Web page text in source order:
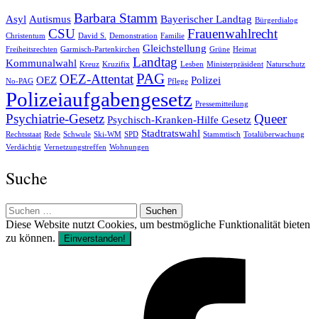
Asyl Autismus Barbara Stamm Bayerischer Landtag Bürgerdialog
Christentum CSU David S. Demonstration Familie Frauenwahlrecht
Freiheitsrechten Garmisch-Partenkirchen Gleichstellung Grüne Heimat
Kommunalwahl Kreuz Kruzifix Landtag Lesben Ministerpräsident Naturschutz
No-PAG OEZ OEZ-AttentatPAG Pflege Polizei
Polizeiaufgabengesetz Pressemitteilung
Psychiatrie-Gesetz Psychisch-Kranken-Hilfe Gesetz Queer
Rechtsstaat Rede Schwule Ski-WM SPD Stadtratswahl Stammtisch Totalüberwachung
Verdächtig Vernetzungstreffen Wohnungen
Suche
Suchen
nach:
Diese Website nutzt Cookies, um bestmögliche Funktionalität bieten
zu können.
Einverstanden!